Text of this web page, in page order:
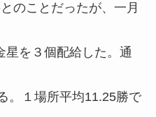
のことだったが、一月
星を３個配給した。通
。１場所平均11.25勝で